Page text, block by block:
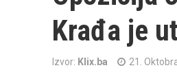
Krađa je
Izvor: Klix.ba 21.